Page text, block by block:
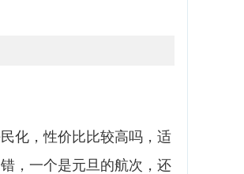
化，性价比比较高吗，适
，一个是元旦的航次，还